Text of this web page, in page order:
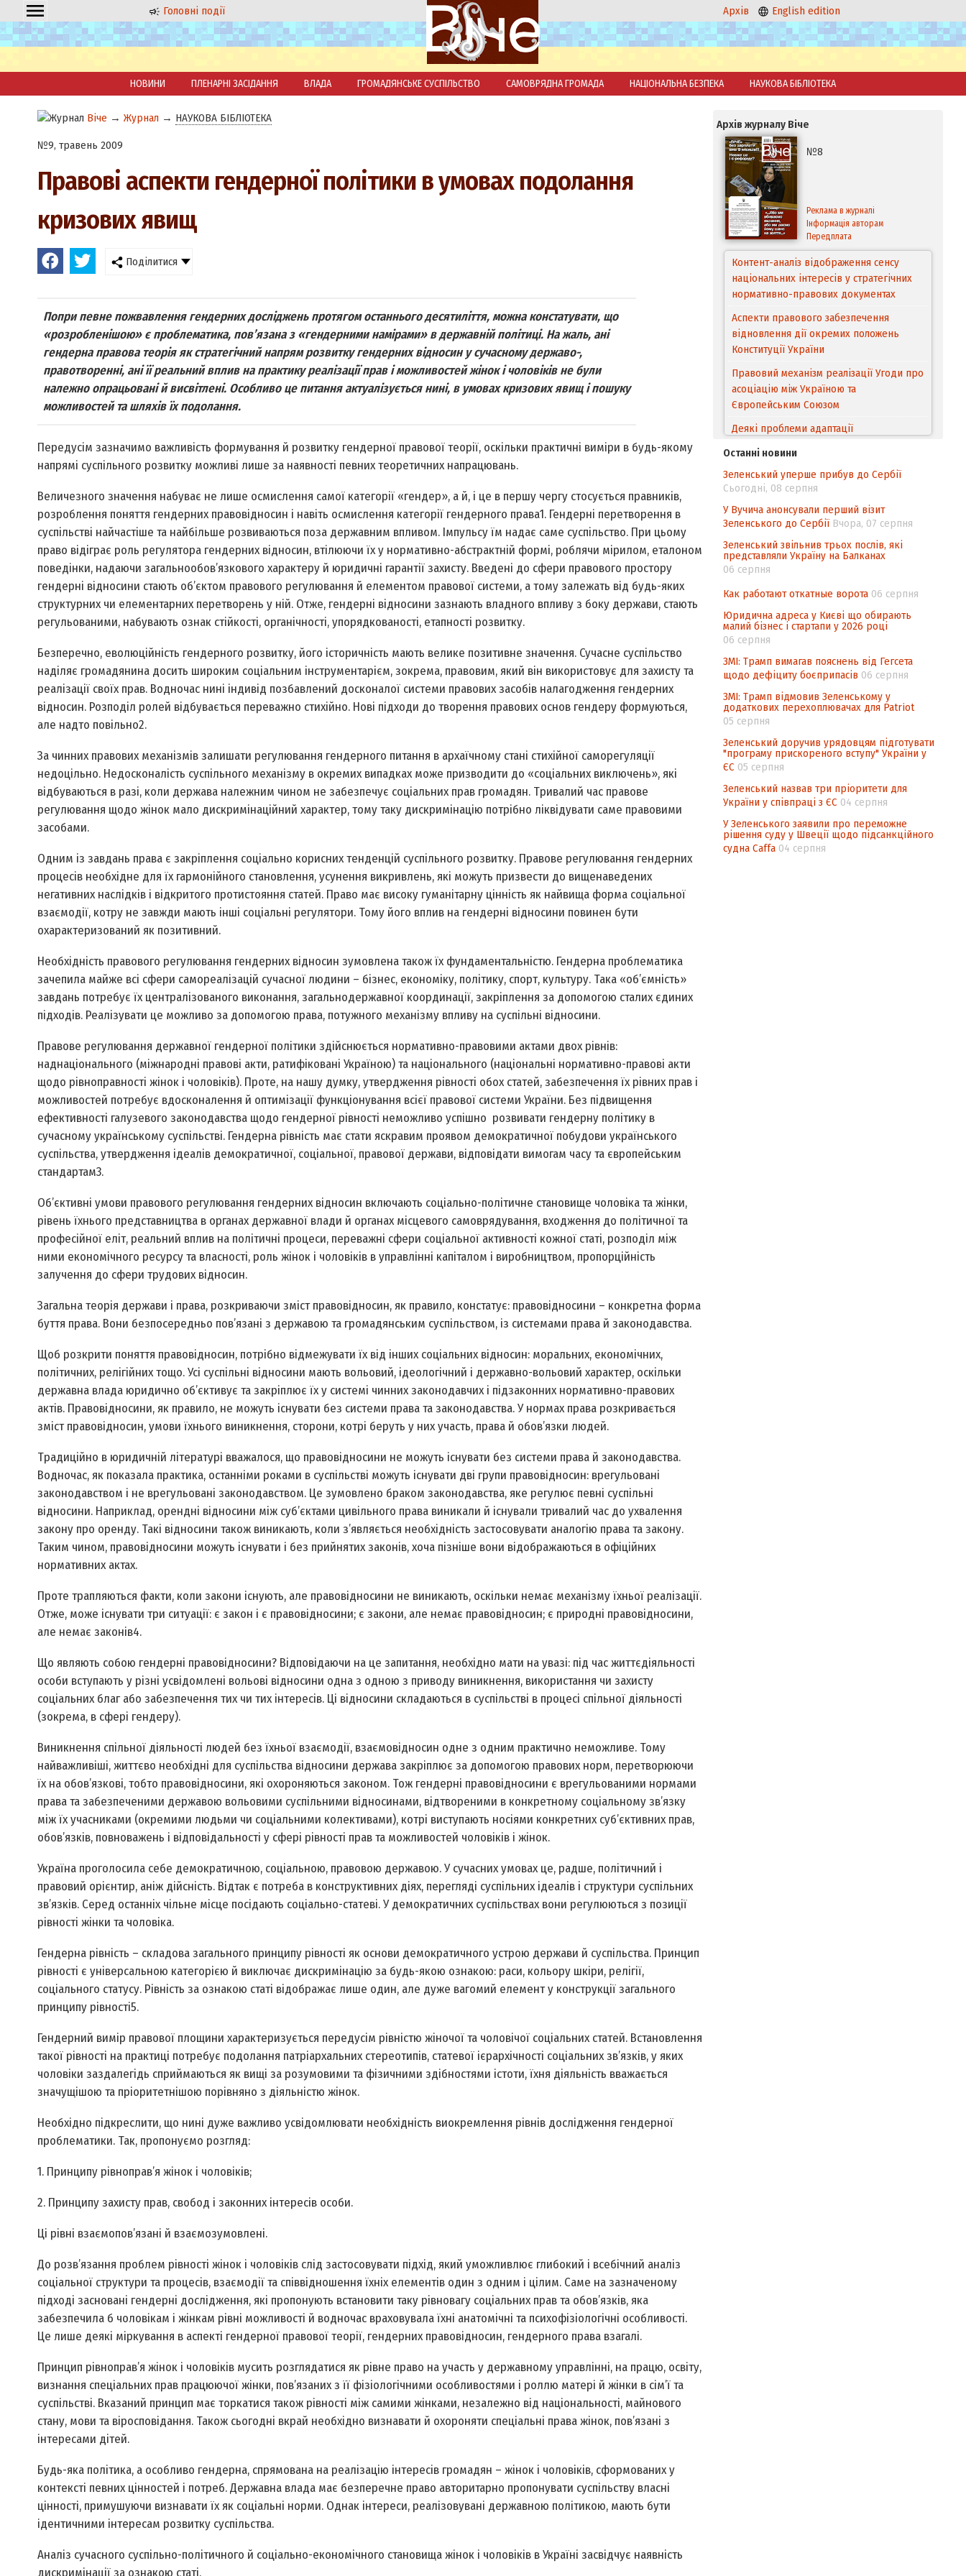
Головні події Архів English edition
НОВИНИ ПЛЕНАРНІ ЗАСІДАННЯ ВЛАДА ГРОМАДЯНСЬКЕ СУСПІЛЬСТВО САМОВРЯДНА ГРОМАДА НАЦІОНАЛЬНА БЕЗПЕКА НАУКОВА БІБЛІОТЕКА
Віче → Журнал → НАУКОВА БІБЛІОТЕКА
№9, травень 2009
Правові аспекти гендерної політики в умовах подолання
кризових явищ
Поділитися
Попри певне пожвавлення гендерних досліджень протягом останнього десятиліття, можна констатувати, що
«розробленішою» є проблематика, пов’язана з «гендерними намірами» в державній політиці. На жаль, ані
гендерна правова теорія як стратегічний напрям розвитку гендерних відносин у сучасному державо-,
правотворенні, ані її реальний вплив на практику реалізації прав і можливостей жінок і чоловіків не були
належно опрацьовані й висвітлені. Особливо це питання актуалізується нині, в умовах кризових явищ і пошуку
можливостей та шляхів їх подолання.
Передусім зазначимо важливість формування й розвитку гендерної правової теорії, оскільки практичні виміри в будь-якому
напрямі суспільного розвитку можливі лише за наявності певних теоретичних напрацювань.
Величезного значення набуває не лише осмислення самої категорії «гендер», а й, і це в першу чергу стосується правників,
розроблення поняття гендерних правовідносин і навіть осмислення категорії гендерного права1. Гендерні перетворення в
суспільстві найчастіше та найбільше розвиваються поза державним впливом. Імпульсу їм надає саме суспільство. При цьому
право відіграє роль регулятора гендерних відносин, втілюючи їх у нормативно-абстрактній формі, роблячи мірилом, еталоном
поведінки, надаючи загальнообов’язкового характеру й юридичні гарантії захисту. Введені до сфери правового простору
гендерні відносини стають об’єктом правового регулювання й елементом правової системи, а тому залежать від будь-яких
структурних чи елементарних перетворень у ній. Отже, гендерні відносини зазнають владного впливу з боку держави, стають
регульованими, набувають ознак стійкості, органічності, упорядкованості, етапності розвитку.
Безперечно, еволюційність гендерного розвитку, його історичність мають велике позитивне значення. Сучасне суспільство
наділяє громадянина досить широким соціальним інструментарієм, зокрема, правовим, який він використовує для захисту та
реалізації своїх прав. Водночас нині індивід позбавлений досконалої системи правових засобів налагодження гендерних
відносин. Розподіл ролей відбувається переважно стихійно. Нові підходи до творення правових основ гендеру формуються,
але надто повільно2.
За чинних правових механізмів залишати регулювання гендерного питання в архаїчному стані стихійної саморегуляції
недоцільно. Недосконалість суспільного механізму в окремих випадках може призводити до «соціальних виключень», які
відбуваються в разі, коли держава належним чином не забезпечує соціальних прав громадян. Тривалий час правове
регулювання щодо жінок мало дискримінаційний характер, тому таку дискримінацію потрібно ліквідувати саме правовими
засобами.
Одним із завдань права є закріплення соціально корисних тенденцій суспільного розвитку. Правове регулювання гендерних
процесів необхідне для їх гармонійного становлення, усунення викривлень, які можуть призвести до вищенаведених
негативних наслідків і відкритого протистояння статей. Право має високу гуманітарну цінність як найвища форма соціальної
взаємодії, котру не завжди мають інші соціальні регулятори. Тому його вплив на гендерні відносини повинен бути
охарактеризований як позитивний.
Необхідність правового регулювання гендерних відносин зумовлена також їх фундаментальністю. Гендерна проблематика
зачепила майже всі сфери самореалізацій сучасної людини – бізнес, економіку, політику, спорт, культуру. Така «об’ємність»
завдань потребує їх централізованого виконання, загальнодержавної координації, закріплення за допомогою сталих єдиних
підходів. Реалізувати це можливо за допомогою права, потужного механізму впливу на суспільні відносини.
Правове регулювання державної гендерної політики здійснюється нормативно-правовими актами двох рівнів:
наднаціонального (міжнародні правові акти, ратифіковані Україною) та національного (національні нормативно-правові акти
щодо рівноправності жінок і чоловіків). Проте, на нашу думку, утвердження рівності обох статей, забезпечення їх рівних прав і
можливостей потребує вдосконалення й оптимізації функціонування всієї правової системи України. Без підвищення
ефективності галузевого законодавства щодо гендерної рівності неможливо успішно розвивати гендерну політику в
сучасному українському суспільстві. Гендерна рівність має стати яскравим проявом демократичної побудови українського
суспільства, утвердження ідеалів демократичної, соціальної, правової держави, відповідати вимогам часу та європейським
стандартам3.
Об’єктивні умови правового регулювання гендерних відносин включають соціально-політичне становище чоловіка та жінки,
рівень їхнього представництва в органах державної влади й органах місцевого самоврядування, входження до політичної та
професійної еліт, реальний вплив на політичні процеси, переважні сфери соціальної активності кожної статі, розподіл між
ними економічного ресурсу та власності, роль жінок і чоловіків в управлінні капіталом і виробництвом, пропорційність
залучення до сфери трудових відносин.
Загальна теорія держави і права, розкриваючи зміст правовідносин, як правило, констатує: правовідносини – конкретна форма
буття права. Вони безпосередньо пов’язані з державою та громадянським суспільством, із системами права й законодавства.
Щоб розкрити поняття правовідносин, потрібно відмежувати їх від інших соціальних відносин: моральних, економічних,
політичних, релігійних тощо. Усі суспільні відносини мають вольовий, ідеологічний і державно-вольовий характер, оскільки
державна влада юридично об’єктивує та закріплює їх у системі чинних законодавчих і підзаконних нормативно-правових
актів. Правовідносини, як правило, не можуть існувати без системи права та законодавства. У нормах права розкривається
зміст правовідносин, умови їхнього виникнення, сторони, котрі беруть у них участь, права й обов’язки людей.
Традиційно в юридичній літературі вважалося, що правовідносини не можуть існувати без системи права й законодавства.
Водночас, як показала практика, останніми роками в суспільстві можуть існувати дві групи правовідносин: врегульовані
законодавством і не врегульовані законодавством. Це зумовлено браком законодавства, яке регулює певні суспільні
відносини. Наприклад, орендні відносини між суб’єктами цивільного права виникали й існували тривалий час до ухвалення
закону про оренду. Такі відносини також виникають, коли з’являється необхідність застосовувати аналогію права та закону.
Таким чином, правовідносини можуть існувати і без прийнятих законів, хоча пізніше вони відображаються в офіційних
нормативних актах.
Проте трапляються факти, коли закони існують, але правовідносини не виникають, оскільки немає механізму їхньої реалізації.
Отже, може існувати три ситуації: є закон і є правовідносини; є закони, але немає правовідносин; є природні правовідносини,
але немає законів4.
Що являють собою гендерні правовідносини? Відповідаючи на це запитання, необхідно мати на увазі: під час життєдіяльності
особи вступають у різні усвідомлені вольові відносини одна з одною з приводу виникнення, використання чи захисту
соціальних благ або забезпечення тих чи тих інтересів. Ці відносини складаються в суспільстві в процесі спільної діяльності
(зокрема, в сфері гендеру).
Виникнення спільної діяльності людей без їхньої взаємодії, взаємовідносин одне з одним практично неможливе. Тому
найважливіші, життєво необхідні для суспільства відносини держава закріплює за допомогою правових норм, перетворюючи
їх на обов’язкові, тобто правовідносини, які охороняються законом. Тож гендерні правовідносини є врегульованими нормами
права та забезпеченими державою вольовими суспільними відносинами, відтвореними в конкретному соціальному зв’язку
між їх учасниками (окремими людьми чи соціальними колективами), котрі виступають носіями конкретних суб’єктивних прав,
обов’язків, повноважень і відповідальності у сфері рівності прав та можливостей чоловіків і жінок.
Україна проголосила себе демократичною, соціальною, правовою державою. У сучасних умовах це, радше, політичний і
правовий орієнтир, аніж дійсність. Відтак є потреба в конструктивних діях, перегляді суспільних ідеалів і структури суспільних
зв’язків. Серед останніх чільне місце посідають соціально-статеві. У демократичних суспільствах вони регулюються з позиції
рівності жінки та чоловіка.
Гендерна рівність – складова загального принципу рівності як основи демократичного устрою держави й суспільства. Принцип
рівності є універсальною категорією й виключає дискримінацію за будь-якою ознакою: раси, кольору шкіри, релігії,
соціального статусу. Рівність за ознакою статі відображає лише один, але дуже вагомий елемент у конструкції загального
принципу рівності5.
Гендерний вимір правової площини характеризується передусім рівністю жіночої та чоловічої соціальних статей. Встановлення
такої рівності на практиці потребує подолання патріархальних стереотипів, статевої ієрархічності соціальних зв’язків, у яких
чоловіки заздалегідь сприймаються як вищі за розумовими та фізичними здібностями істоти, їхня діяльність вважається
значущішою та пріоритетнішою порівняно з діяльністю жінок.
Необхідно підкреслити, що нині дуже важливо усвідомлювати необхідність виокремлення рівнів дослідження гендерної
проблематики. Так, пропонуємо розгляд:
1. Принципу рівноправ’я жінок і чоловіків;
2. Принципу захисту прав, свобод і законних інтересів особи.
Ці рівні взаємопов’язані й взаємозумовлені.
До розв’язання проблем рівності жінок і чоловіків слід застосовувати підхід, який уможливлює глибокий і всебічний аналіз
соціальної структури та процесів, взаємодії та співвідношення їхніх елементів один з одним і цілим. Саме на зазначеному
підході засновані гендерні дослідження, які пропонують встановити таку рівновагу соціальних прав та обов’язків, яка
забезпечила б чоловікам і жінкам рівні можливості й водночас враховувала їхні анатомічні та психофізіологічні особливості.
Це лише деякі міркування в аспекті гендерної правової теорії, гендерних правовідносин, гендерного права взагалі.
Принцип рівноправ’я жінок і чоловіків мусить розглядатися як рівне право на участь у державному управлінні, на працю, освіту,
визнання спеціальних прав працюючої жінки, пов’язаних з її фізіологічними особливостями і роллю матері й жінки в сім’ї та
суспільстві. Вказаний принцип має торкатися також рівності між самими жінками, незалежно від національності, майнового
стану, мови та віросповідання. Також сьогодні вкрай необхідно визнавати й охороняти спеціальні права жінок, пов’язані з
інтересами дітей.
Будь-яка політика, а особливо гендерна, спрямована на реалізацію інтересів громадян – жінок і чоловіків, сформованих у
контексті певних цінностей і потреб. Державна влада має безперечне право авторитарно пропонувати суспільству власні
цінності, примушуючи визнавати їх як соціальні норми. Однак інтереси, реалізовувані державною політикою, мають бути
ідентичними інтересам розвитку суспільства.
Аналіз сучасного суспільно-політичного й соціально-економічного становища жінок і чоловіків в Україні засвідчує наявність
дискримінації за ознакою статі.
Архів журналу Віче
№8
Реклама в журналі
Інформація авторам
Передплата
Аспекти правового забезпечення
відновлення дії окремих положень
Конституції України
Правовий механізм реалізації Угоди про
асоціацію між Україною та
Європейським Cоюзом
Деякі проблеми адаптації
законодавства України щодо зазначення
походження товарів відповідно до
Угоди про торговельні аспекти прав
інтелектуальної власності (TRIPS) у
контексті євроінтеграції
Аналіз виборчого законодавства щодо
невизначеності механізму повторного
підрахунку голосів виборців
Інформаційна безпека суспільства
Контент-аналіз відображення сенсу
національних інтересів у стратегічних
Останні новини
Зеленський уперше прибув до Сербії
Сьогодні, 08 серпня
У Вучича анонсували перший візит
Зеленського до Сербії Вчора, 07 серпня
Зеленський звільнив трьох послів, які
представляли Україну на Балканах
06 серпня
Как работают откатные ворота 06 серпня
Юридична адреса у Києві що обирають
малий бізнес і стартапи у 2026 році
06 серпня
ЗМІ: Трамп вимагав пояснень від Гегсета
щодо дефіциту боєприпасів 06 серпня
ЗМІ: Трамп відмовив Зеленському у
додаткових перехоплювачах для Patriot
05 серпня
Зеленський доручив урядовцям підготувати
"програму прискореного вступу" України у
ЄС 05 серпня
Зеленський назвав три пріоритети для
України у співпраці з ЄС 04 серпня
У Зеленського заявили про переможне
рішення суду у Швеції щодо підсанкційного
судна Caffa 04 серпня